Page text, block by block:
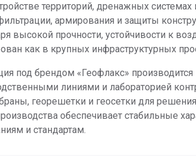
территорий, дренажных
армирования и защиты
высокой прочности, устойчивости к
как в крупных инфраструктурных
под брендом «Геофлакс»
линиями и лабораторией
георешетки и геосетки для
обеспечивает стабильные
и стандартам.